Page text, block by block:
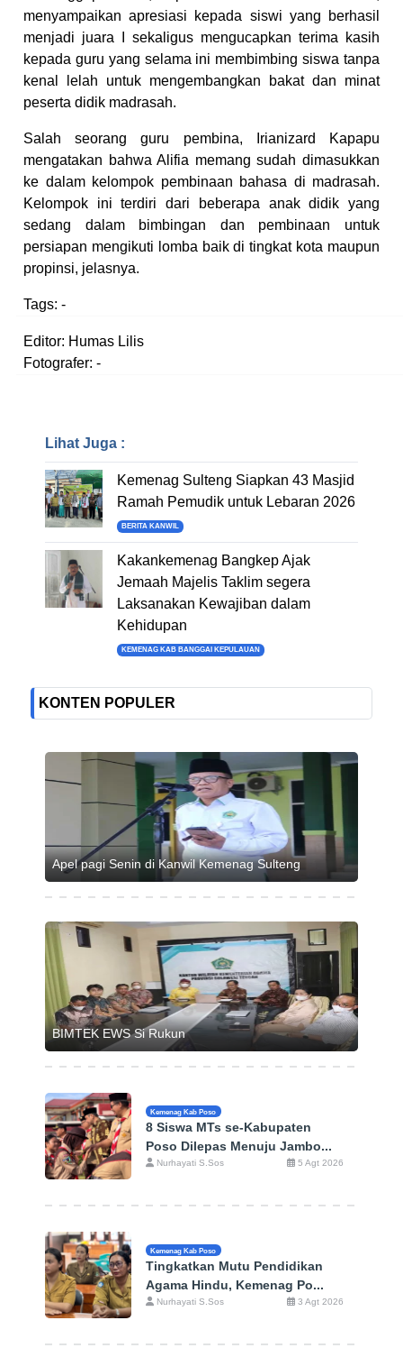
menyampaikan apresiasi kepada siswi yang berhasil
menjadi juara I sekaligus mengucapkan terima kasih
kepada guru yang selama ini membimbing siswa tanpa
kenal lelah untuk mengembangkan bakat dan minat
peserta didik madrasah.
Salah seorang guru pembina, Irianizard Kapapu
mengatakan bahwa Alifia memang sudah dimasukkan
ke dalam kelompok pembinaan bahasa di madrasah.
Kelompok ini terdiri dari beberapa anak didik yang
sedang dalam bimbingan dan pembinaan untuk
persiapan mengikuti lomba baik di tingkat kota maupun
propinsi, jelasnya.
Tags: -
Editor: Humas Lilis
Fotografer: -
Lihat Juga :
Kemenag Sulteng Siapkan 43 Masjid
Ramah Pemudik untuk Lebaran 2026
BERITA KANWIL
Kakankemenag Bangkep Ajak
Jemaah Majelis Taklim segera
Laksanakan Kewajiban dalam
Kehidupan
KEMENAG KAB BANGGAI KEPULAUAN
KONTEN POPULER
Apel pagi Senin di Kanwil Kemenag Sulteng
BIMTEK EWS Si Rukun
Kemenag Kab Poso
8 Siswa MTs se-Kabupaten
Poso Dilepas Menuju Jambo...
Nurhayati S.Sos 5 Agt 2026
Kemenag Kab Poso
Tingkatkan Mutu Pendidikan
Agama Hindu, Kemenag Po...
Nurhayati S.Sos 3 Agt 2026